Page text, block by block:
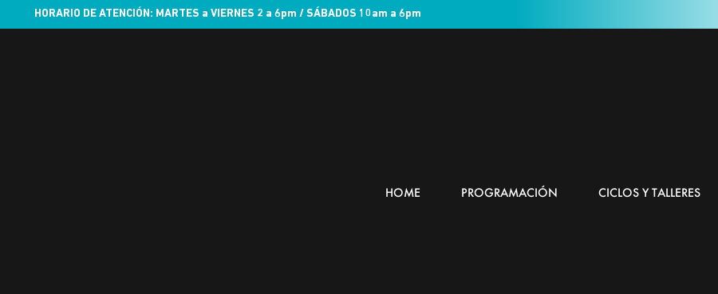
HORARIO DE ATENCIÓN: MARTES a VIERNES 2 a 6pm / SÁBADOS 10am a 6pm
HOME PROGRAMACIÓN CICLOS Y TALLERES